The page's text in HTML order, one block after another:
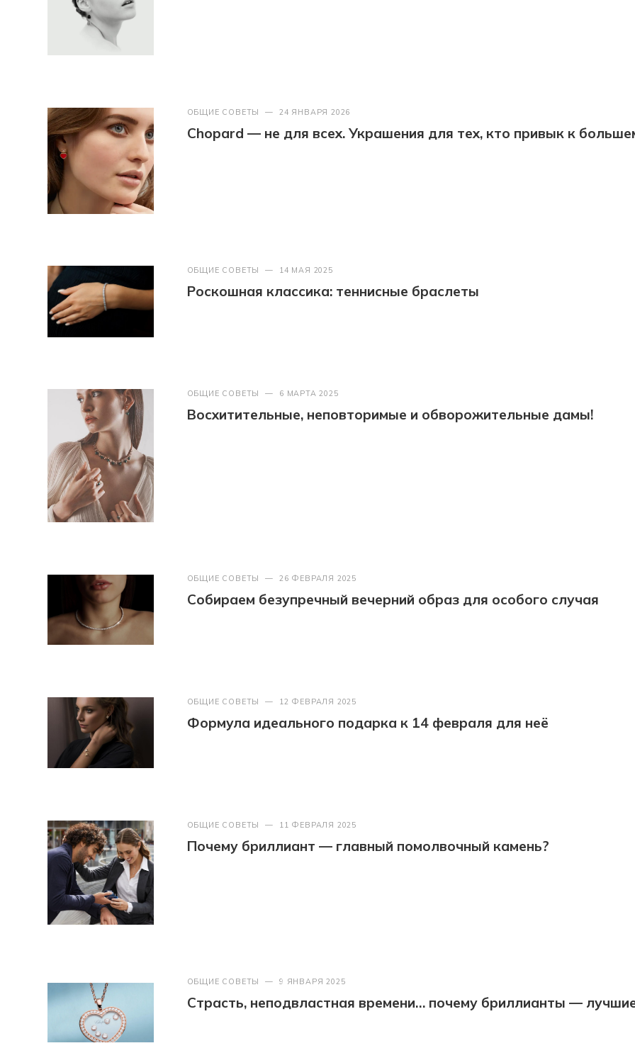
ОБЩИЕ СОВЕТЫ — 24 ЯНВАРЯ 2026
Chopard — не для всех. Украшения для тех, кто привык к
ОБЩИЕ СОВЕТЫ — 14 МАЯ 2025
Роскошная классика: теннисные браслеты
ОБЩИЕ СОВЕТЫ — 6 МАРТА 2025
Восхитительные, неповторимые и обворожительные дамы!
ОБЩИЕ СОВЕТЫ — 26 ФЕВРАЛЯ 2025
Собираем безупречный вечерний образ для особого случая
ОБЩИЕ СОВЕТЫ — 12 ФЕВРАЛЯ 2025
Формула идеального подарка к 14 февраля для неё
ОБЩИЕ СОВЕТЫ — 11 ФЕВРАЛЯ 2025
Почему бриллиант — главный помолвочный камень?
ОБЩИЕ СОВЕТЫ — 9 ЯНВАРЯ 2025
Страсть, неподвластная времени… почему бриллианты —